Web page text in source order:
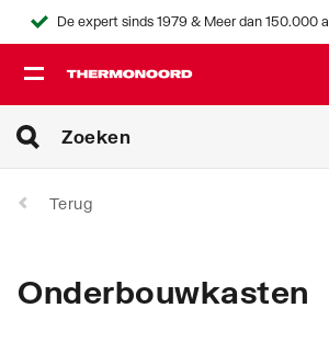
De expert sinds 1979 & Meer dan 150.000
Terug
Onderbouwkasten